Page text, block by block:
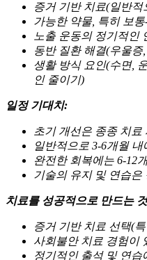
증거 기반 치료(일반적
가능한 약물, 특히 보
노출 운동의 정기적인
동반 질환 해결(우울증
생활 방식 요인(수면,
인 줄이기)
일정 기대치:
초기 개선은 종종 치료
일반적으로 3-6개월
완전한 회복에는 6-12
기술의 유지 및 연습은
치료를 성공적으로 만드는
증거 기반 치료 선택(
사회불안 치료 경험이
정기적인 출석 및 연습